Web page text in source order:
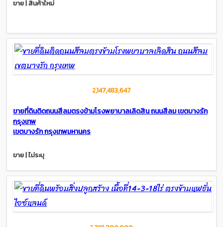
ขาย | สินค้าใหม่
2,147,483,647
ขายที่ดินติดถนนสีลมตรงข้ามโรงพยาบาลเลิดสิน ถนนสีลม เขตบางรัก​
กรุงเทพ
เขตบางรัก กรุงเทพมหานคร
ขาย | ไม่ระบุ